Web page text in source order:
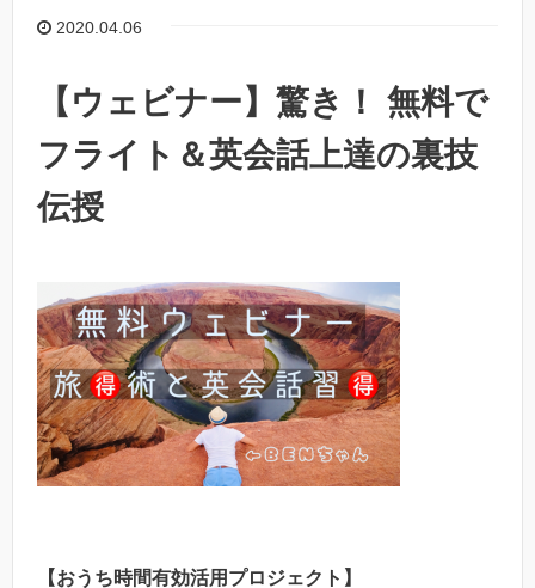
2020.04.06
【ウェビナー】驚き！ 無料で
フライト＆英会話上達の裏技
伝授
【おうち時間有効活用プロジェクト】